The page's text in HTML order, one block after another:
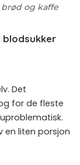
og kaffe
Det
for de fleste
en liten porsjon